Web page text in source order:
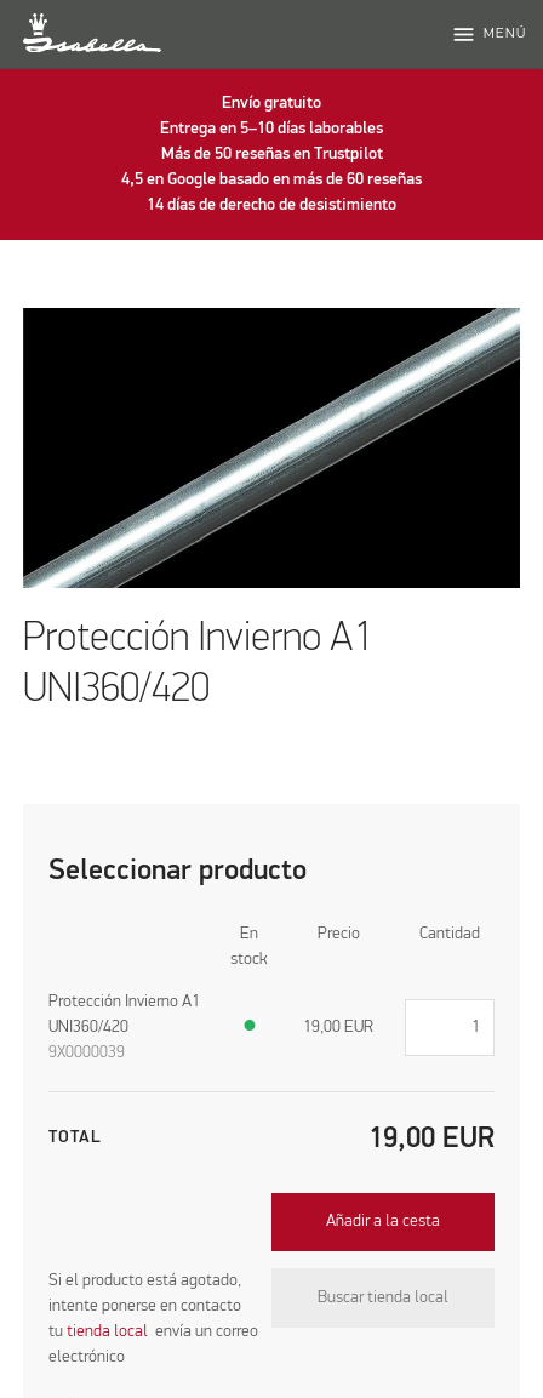
menu MENÚ
Envío gratuito
Entrega en 5–10 días laborables
Más de 50 reseñas en Trustpilot
4,5 en Google basado en más de 60 reseñas
14 días de derecho de desistimiento
Protección Invierno A1
UNI360/420
Seleccionar producto
En
stock
Precio Cantidad
Protección Invierno A1
UNI360/420
9X0000039
● 19,00 EUR
TOTAL 19,00 EUR
Añadir a la cesta
Si el producto está agotado,
intente ponerse en contacto
tutienda localenvía un correo
electrónico
Buscar tienda local